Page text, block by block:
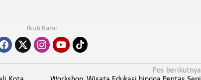
Ikuti Kami
Pos berikutnya